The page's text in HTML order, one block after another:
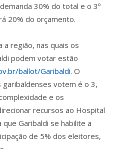
30% do total e o 3º
20% do orçamento.
a região, nas quais os
podem votar estão
ballot/Garibaldi. O
votem é o 3,
e os
recursos ao Hospital
Garibaldi se habilite a
de 5% dos eleitores,